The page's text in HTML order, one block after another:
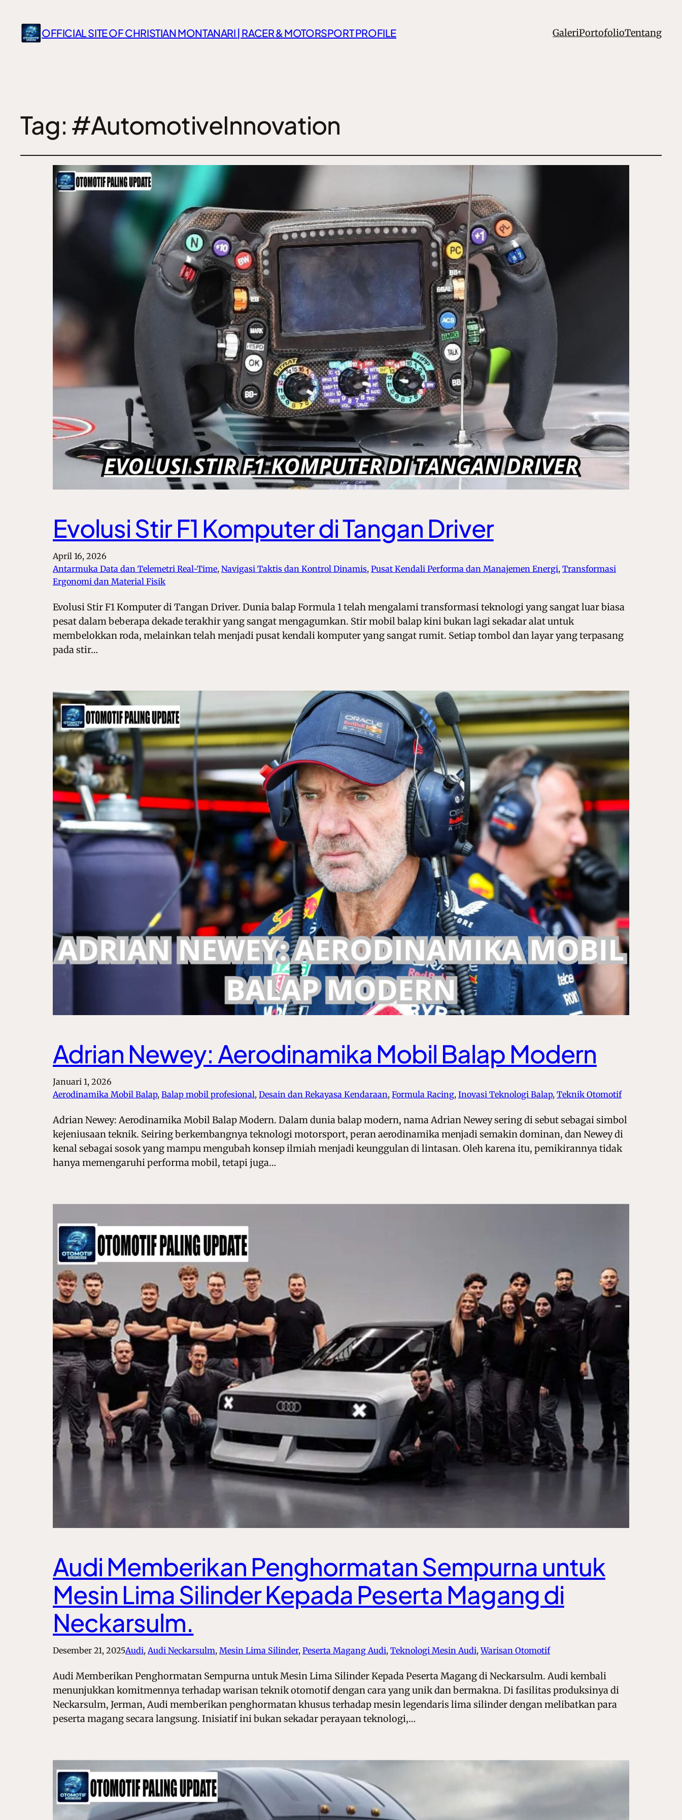
OFFICIAL SITE OF CHRISTIAN MONTANARI | RACER & MOTORSPORT PROFILE GaleriPortofolioTentang
Tag: #AutomotiveInnovation
Evolusi Stir F1 Komputer di Tangan Driver
April 16, 2026
Antarmuka Data dan Telemetri Real-Time, Navigasi Taktis dan Kontrol Dinamis, Pusat Kendali Performa dan Manajemen Energi, Transformasi
Ergonomi dan Material Fisik
Evolusi Stir F1 Komputer di Tangan Driver. Dunia balap Formula 1 telah mengalami transformasi teknologi yang sangat luar biasa
pesat dalam beberapa dekade terakhir yang sangat mengagumkan. Stir mobil balap kini bukan lagi sekadar alat untuk
membelokkan roda, melainkan telah menjadi pusat kendali komputer yang sangat rumit. Setiap tombol dan layar yang terpasang
pada stir…
Adrian Newey: Aerodinamika Mobil Balap Modern
Januari 1, 2026
Aerodinamika Mobil Balap, Balap mobil profesional, Desain dan Rekayasa Kendaraan, Formula Racing, Inovasi Teknologi Balap, Teknik Otomotif
Adrian Newey: Aerodinamika Mobil Balap Modern. Dalam dunia balap modern, nama Adrian Newey sering di sebut sebagai simbol
kejeniusaan teknik. Seiring berkembangnya teknologi motorsport, peran aerodinamika menjadi semakin dominan, dan Newey di
kenal sebagai sosok yang mampu mengubah konsep ilmiah menjadi keunggulan di lintasan. Oleh karena itu, pemikirannya tidak
hanya memengaruhi performa mobil, tetapi juga…
Audi Memberikan Penghormatan Sempurna untuk
Mesin Lima Silinder Kepada Peserta Magang di
Neckarsulm.
Desember 21, 2025Audi, Audi Neckarsulm, Mesin Lima Silinder, Peserta Magang Audi, Teknologi Mesin Audi, Warisan Otomotif
Audi Memberikan Penghormatan Sempurna untuk Mesin Lima Silinder Kepada Peserta Magang di Neckarsulm. Audi kembali
menunjukkan komitmennya terhadap warisan teknik otomotif dengan cara yang unik dan bermakna. Di fasilitas produksinya di
Neckarsulm, Jerman, Audi memberikan penghormatan khusus terhadap mesin legendaris lima silinder dengan melibatkan para
peserta magang secara langsung. Inisiatif ini bukan sekadar perayaan teknologi,…